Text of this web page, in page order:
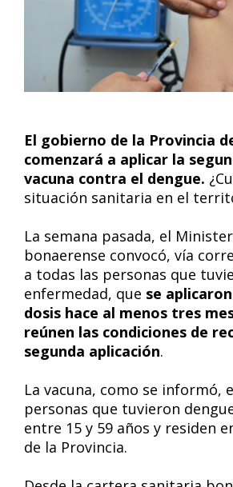
El gobierno de la Provincia
comenzará a aplicar la
vacuna contra el dengue.
situación sanitaria en el
La semana pasada, el
bonaerense convocó, vía
a todas las personas que
enfermedad, que se
dosis hace al menos tres
reúnen las condiciones de
segunda aplicación.
La vacuna, como se informó,
personas que tuvieron
entre 15 y 59 años y residen
de la Provincia.